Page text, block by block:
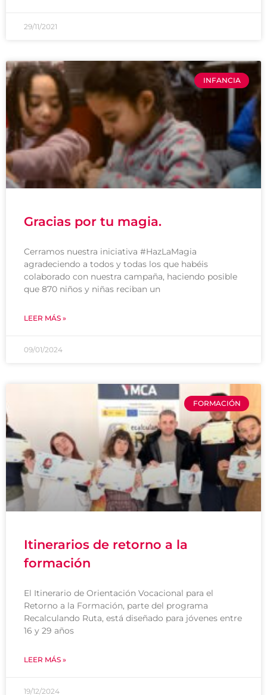
29/11/2021
INFANCIA
Gracias por tu magia.
Cerramos nuestra iniciativa #HazLaMagia
agradeciendo a todos y todas los que habéis
colaborado con nuestra campaña, haciendo posible
que 870 niños y niñas reciban un
LEER MÁS »
09/01/2024
FORMACIÓN
Itinerarios de retorno a la
formación
El Itinerario de Orientación Vocacional para el
Retorno a la Formación, parte del programa
Recalculando Ruta, está diseñado para jóvenes entre
16 y 29 años
LEER MÁS »
19/12/2024